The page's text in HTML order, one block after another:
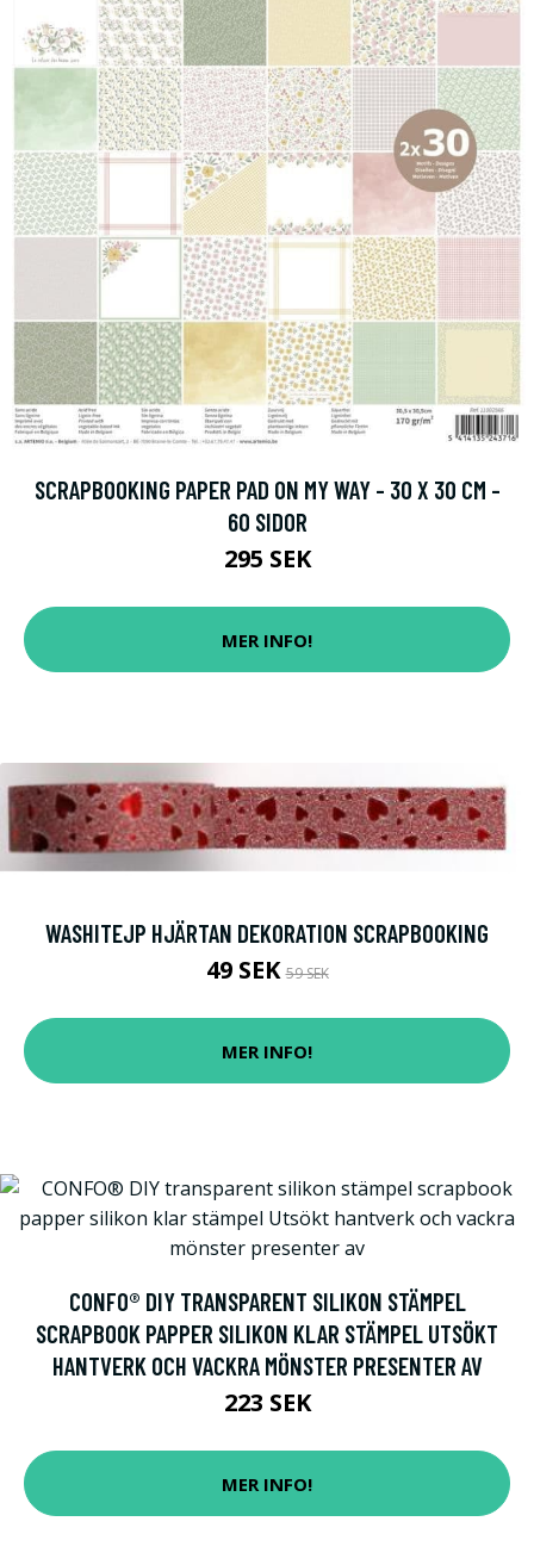
SCRAPBOOKING PAPER PAD ON MY WAY - 30 X 30 CM -
60 SIDOR
295 SEK
MER INFO!
WASHITEJP HJÄRTAN DEKORATION SCRAPBOOKING
49 SEK59 SEK
MER INFO!
CONFO® DIY TRANSPARENT SILIKON STÄMPEL
SCRAPBOOK PAPPER SILIKON KLAR STÄMPEL UTSÖKT
HANTVERK OCH VACKRA MÖNSTER PRESENTER AV
223 SEK
MER INFO!